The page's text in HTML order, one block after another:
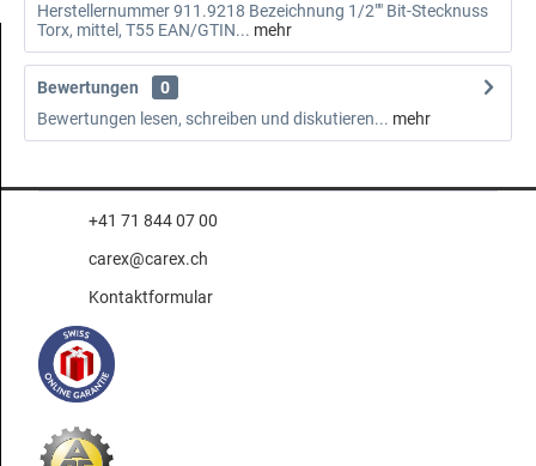
Herstellernummer 911.9218 Bezeichnung 1/2"" Bit-Stecknuss
Torx, mittel, T55 EAN/GTIN... mehr
Bewertungen
0
Bewertungen lesen, schreiben und diskutieren... mehr
+41 71 844 07 00
carex@carex.ch
Kontaktformular